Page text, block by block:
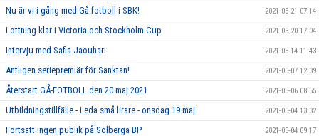
Nu är vi i gång med Gå-fotboll i SBK! 2021-05-21 07:14
Lottning klar i Victoria och Stockholm Cup 2021-05-20 17:04
Intervju med Safia Jaouhari 2021-05-14 11:43
Äntligen seriepremiär för Sanktan! 2021-05-07 12:39
Återstart GÅ-FOTBOLL den 20 maj 2021 2021-05-06 08:55
Utbildningstillfälle - Leda små lirare - onsdag 19 maj 2021-05-04 13:32
Fortsatt ingen publik på Solberga BP 2021-05-04 09:17